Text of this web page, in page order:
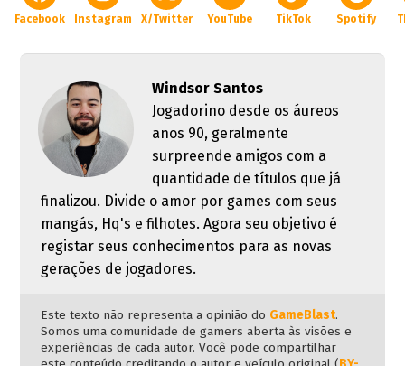
Facebook Instagram X/Twitter YouTube TikTok Spotify
Windsor Santos
Jogadorino desde os áureos
anos 90, geralmente
surpreende amigos com a
quantidade de títulos que já
finalizou. Divide o amor por games com seus
mangás, Hq's e filhotes. Agora seu objetivo é
registar seus conhecimentos para as novas
gerações de jogadores.
Este texto não representa a opinião do GameBlast.
Somos uma comunidade de gamers aberta às visões e
experiências de cada autor. Você pode compartilhar